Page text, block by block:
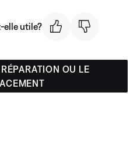
elle utile?
OU LE